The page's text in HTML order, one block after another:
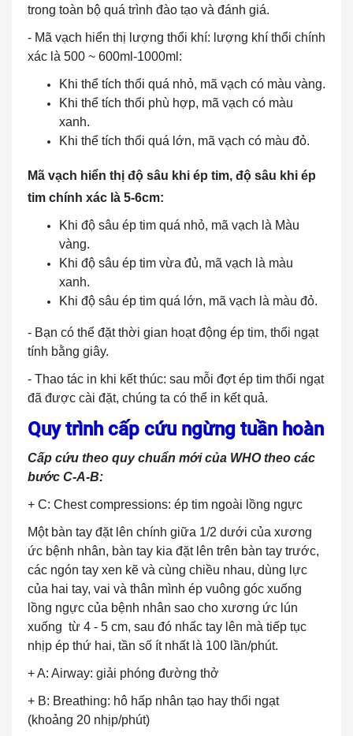
trong toàn bộ quá trình đào tạo và đánh giá.
- Mã vạch hiển thị lượng thổi khí: lượng khí thổi chính
xác là 500 ~ 600ml-1000ml:
Khi thể tích thổi quá nhỏ, mã vạch có màu vàng.
Khi thể tích thổi phù hợp, mã vạch có màu
xanh.
Khi thể tích thổi quá lớn, mã vạch có màu đỏ.
Mã vạch hiển thị độ sâu khi ép tim, độ sâu khi ép
tim chính xác là 5-6cm:
Khi độ sâu ép tim quá nhỏ, mã vạch là Màu
vàng.
Khi độ sâu ép tim vừa đủ, mã vạch là màu
xanh.
Khi độ sâu ép tim quá lớn, mã vạch là màu đỏ.
- Bạn có thể đặt thời gian hoạt động ép tim, thổi ngạt
tính bằng giây.
- Thao tác in khi kết thúc: sau mỗi đợt ép tim thổi ngạt
đã được cài đặt, chúng ta có thể in kết quả.
Quy trình cấp cứu ngừng tuần hoàn
Cấp cứu theo quy chuẩn mới của WHO theo các
bước C-A-B:
+ C: Chest compressions: ép tim ngoài lồng ngực
Một bàn tay đặt lên chính giữa 1/2 dưới của xương
ức bệnh nhân, bàn tay kia đặt lên trên bàn tay trước,
các ngón tay xen kẽ và cùng chiều nhau, dùng lực
của hai tay, vai và thân mình ép vuông góc xuống
lồng ngực của bệnh nhân sao cho xương ức lún
xuống từ 4 - 5 cm, sau đó nhấc tay lên mà tiếp tục
nhịp ép thứ hai, tần số ít nhất là 100 lần/phút.
+ A: Airway: giải phóng đường thở
+ B: Breathing: hô hấp nhân tạo hay thổi ngạt
(khoảng 20 nhịp/phút)